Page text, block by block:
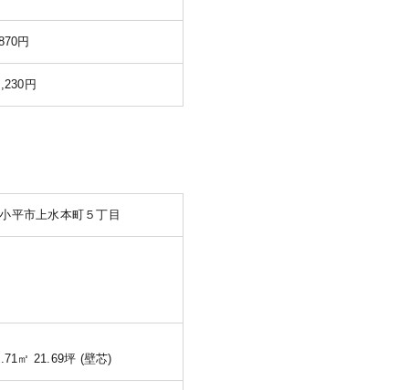
円
円
平市上水本町５丁目
㎡ 21.69坪 (壁芯)